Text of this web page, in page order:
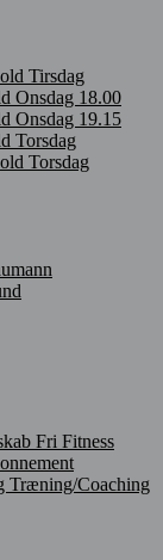
Tirsdag
Onsdag 18.00
Onsdag 19.15
Torsdag
Torsdag
Fri Fitness
Træning/Coaching